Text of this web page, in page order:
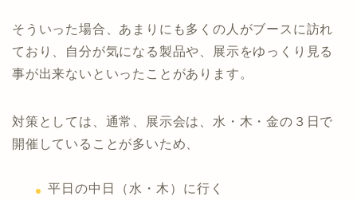
そういった場合、あまりにも多くの人がブースに訪れ
ており、自分が気になる製品や、展示をゆっくり見る
事が出来ないといったことがあります。
対策としては、通常、展示会は、水・木・金の３日で
開催していることが多いため、
平日の中日（水・木） に行く